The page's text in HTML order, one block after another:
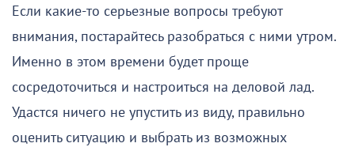
Если какие-то серьезные вопросы требуют
внимания, постарайтесь разобраться с ними утром.
Именно в этом времени будет проще
сосредоточиться и настроиться на деловой лад.
Удастся ничего не упустить из виду, правильно
оценить ситуацию и выбрать из возможных